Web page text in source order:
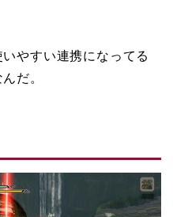
やすい連携になってる
だ。